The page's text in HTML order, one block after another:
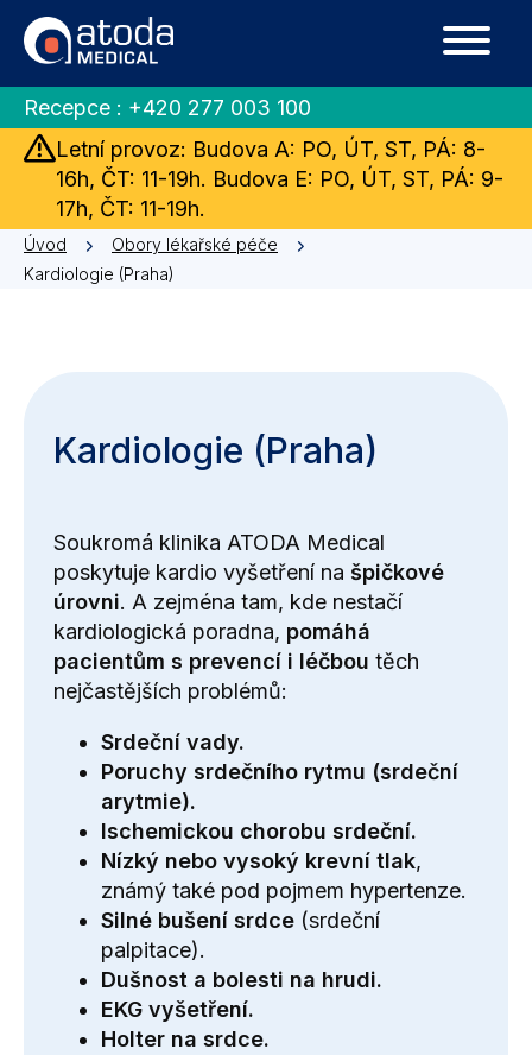
Recepce : +420 277 003 100
Letní provoz: Budova A: PO, ÚT, ST, PÁ: 8-
16h, ČT: 11-19h. Budova E: PO, ÚT, ST, PÁ: 9-
17h, ČT: 11-19h.
Úvod
Obory lékařské péče
Kardiologie (Praha)
Kardiologie (Praha)
Soukromá klinika ATODA Medical
poskytuje kardio vyšetření na špičkové
úrovni. A zejména tam, kde nestačí
kardiologická poradna, pomáhá
pacientům s prevencí i léčbou těch
nejčastějších problémů:
Srdeční vady.
Poruchy srdečního rytmu (srdeční
arytmie).
Ischemickou chorobu srdeční.
Nízký nebo vysoký krevní tlak,
známý také pod pojmem hypertenze.
Silné bušení srdce (srdeční
palpitace).
Dušnost a bolesti na hrudi.
EKG vyšetření.
Holter na srdce.